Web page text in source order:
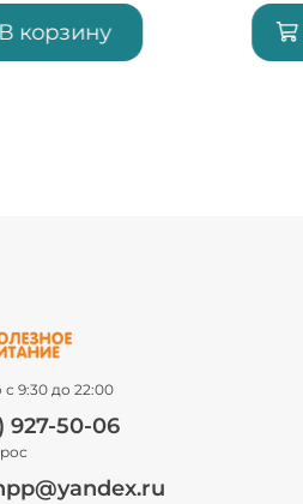
В корзину
9:30 до 22:00
927-50-06